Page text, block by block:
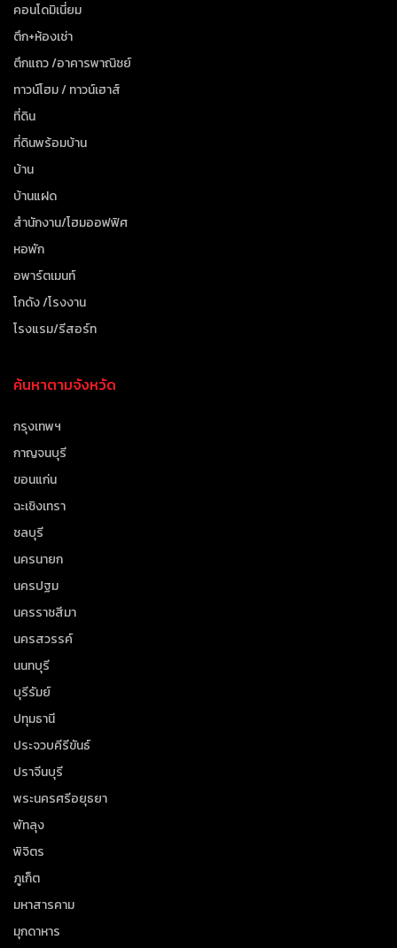
คอนโดมิเนี่ยม
ตึก+ห้องเช่า
ตึกแถว /อาคารพาณิชย์
ทาวน์โฮม / ทาวน์เฮาส์
ที่ดิน
ที่ดินพร้อมบ้าน
บ้าน
บ้านแฝด
สำนักงาน/โฮมออฟฟิศ
หอพัก
อพาร์ตเมนท์
โกดัง /โรงงาน
โรงแรม/รีสอร์ท
ค้นหาตามจังหวัด
กรุงเทพฯ
กาญจนบุรี
ขอนแก่น
ฉะเชิงเทรา
ชลบุรี
นครนายก
นครปฐม
นครราชสีมา
นครสวรรค์
นนทบุรี
บุรีรัมย์
ปทุมธานี
ประจวบคีรีขันธ์
ปราจีนบุรี
พระนครศรีอยุธยา
พัทลุง
พิจิตร
ภูเก็ต
มหาสารคาม
มุกดาหาร